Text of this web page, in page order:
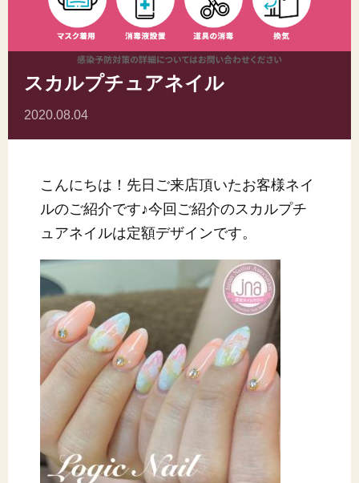
スカルプチュアネイル
2020.08.04
こんにちは！先日ご来店頂いたお客様ネイ
ルのご紹介です♪今回ご紹介のスカルプチ
ュアネイルは定額デザインです。